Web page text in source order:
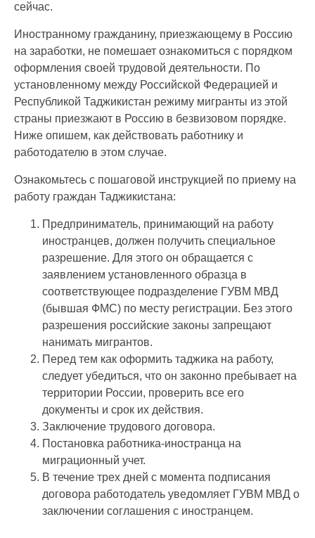
сейчас.
Иностранному гражданину, приезжающему в Россию
на заработки, не помешает ознакомиться с порядком
оформления своей трудовой деятельности. По
установленному между Российской Федерацией и
Республикой Таджикистан режиму мигранты из этой
страны приезжают в Россию в безвизовом порядке.
Ниже опишем, как действовать работнику и
работодателю в этом случае.
Ознакомьтесь с пошаговой инструкцией по приему на
работу граждан Таджикистана:
Предприниматель, принимающий на работу
иностранцев, должен получить специальное
разрешение. Для этого он обращается с
заявлением установленного образца в
соответствующее подразделение ГУВМ МВД
(бывшая ФМС) по месту регистрации. Без этого
разрешения российские законы запрещают
нанимать мигрантов.
Перед тем как оформить таджика на работу,
следует убедиться, что он законно пребывает на
территории России, проверить все его
документы и срок их действия.
Заключение трудового договора.
Постановка работника-иностранца на
миграционный учет.
В течение трех дней с момента подписания
договора работодатель уведомляет ГУВМ МВД о
заключении соглашения с иностранцем.